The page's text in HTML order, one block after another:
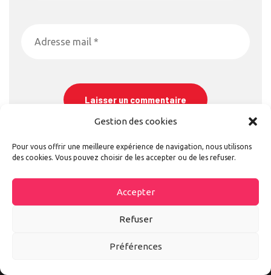
Gestion des cookies
Pour vous offrir une meilleure expérience de navigation, nous utilisons
des cookies. Vous pouvez choisir de les accepter ou de les refuser.
Accepter
Refuser
Préférences